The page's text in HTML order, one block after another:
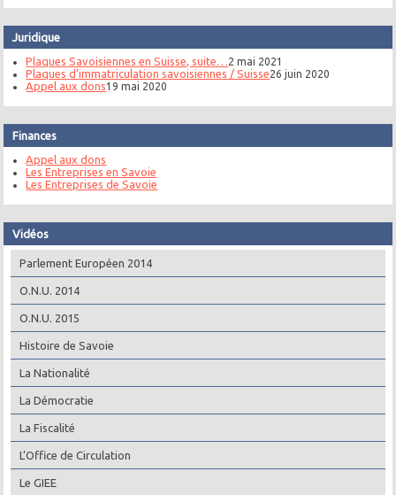
Juridique
Plaques Savoisiennes en Suisse, suite… 2 mai 2021
Plaques d’immatriculation savoisiennes / Suisse26 juin 2020
Appel aux dons19 mai 2020
Finances
Appel aux dons
Les Entreprises en Savoie
Les Entreprises de Savoie
Vidéos
Parlement Européen 2014
O.N.U. 2014
O.N.U. 2015
Histoire de Savoie
La Nationalité
La Démocratie
La Fiscalité
L’Office de Circulation
Le GIEE